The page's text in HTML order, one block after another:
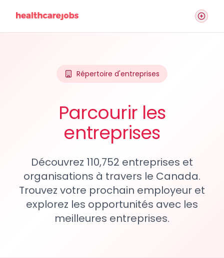
Répertoire d'entreprises
Parcourir les
entreprises
Découvrez 110,752 entreprises et
organisations à travers le Canada.
Trouvez votre prochain employeur et
explorez les opportunités avec les
meilleures entreprises.